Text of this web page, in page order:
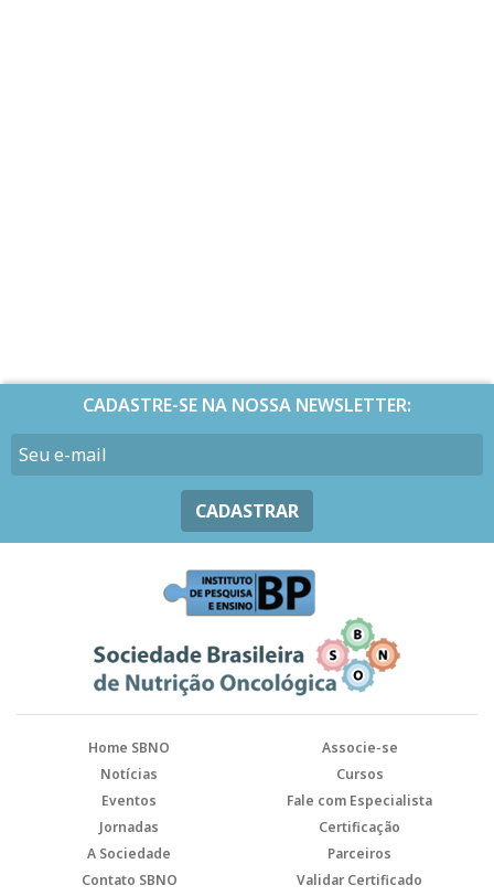
CADASTRE-SE NA NOSSA NEWSLETTER:
CADASTRAR
Home SBNO
Associe-se
Notícias
Cursos
Eventos
Fale com Especialista
Jornadas
Certificação
A Sociedade
Parceiros
Contato SBNO
Validar Certificado